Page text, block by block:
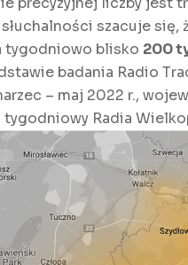
szacuje
tygodniowo blisko 200
badania Radio
– maj 2022 r.,
tygodniowy Radia